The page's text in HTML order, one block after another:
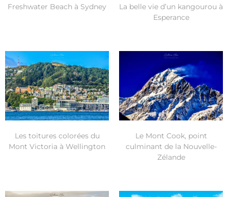
Freshwater Beach à Sydney
La belle vie d’un kangourou à
Esperance
Les toitures colorées du
Mont Victoria à Wellington
Le Mont Cook, point
culminant de la Nouvelle-
Zélande